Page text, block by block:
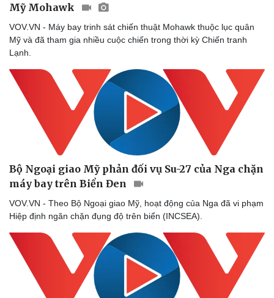
Mỹ Mohawk
VOV.VN - Máy bay trinh sát chiến thuật Mohawk thuộc lục quân
Mỹ và đã tham gia nhiều cuộc chiến trong thời kỳ Chiến tranh
Lạnh.
Bộ Ngoại giao Mỹ phản đối vụ Su-27 của Nga chặn
máy bay trên Biển Đen
VOV.VN - Theo Bộ Ngoại giao Mỹ, hoạt động của Nga đã vi phạm
Hiệp định ngăn chặn đụng độ trên biển (INCSEA).